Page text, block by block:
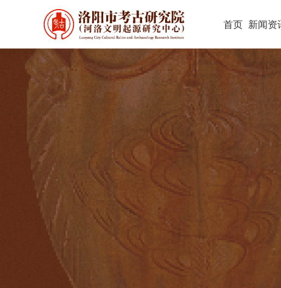
首页 新闻资